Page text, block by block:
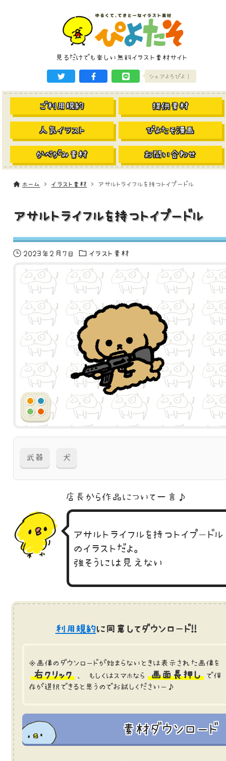
見るだけでも楽しい無料イラスト素材サイト
シェアよろぴよ！
ご利用規約 提供素材
人気イラスト ぴよたそ漫画
かべがみ素材 お問い合わせ
ホーム イラスト素材 アサルトライフルを持つトイプードル
アサルトライフルを持つトイプードル
2023年2月7日 イラスト素材
武器 犬
店長から作品に ついて一言♪
アサルトライフルを持つトイプードル
のイラストだよ。
強そうには見えない
利用規約に同意してダウンロード!!
※画像のダウンロードが始まらないときは表示された画像を
右クリック 、 もしくはスマホなら 画面長押し
で保
存が選択できると思うのでお試しくださいー♪
素材ダウンロード